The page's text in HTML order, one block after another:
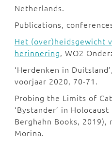
Netherlands.
Publications,
Het (over)heidsgewicht
herinnering, WO2
‘Herdenken in
voorjaar 2020, 70-71.
Probing the Limits of
‘Bystander’ in
Berghahn Books, 2019),
Morina.